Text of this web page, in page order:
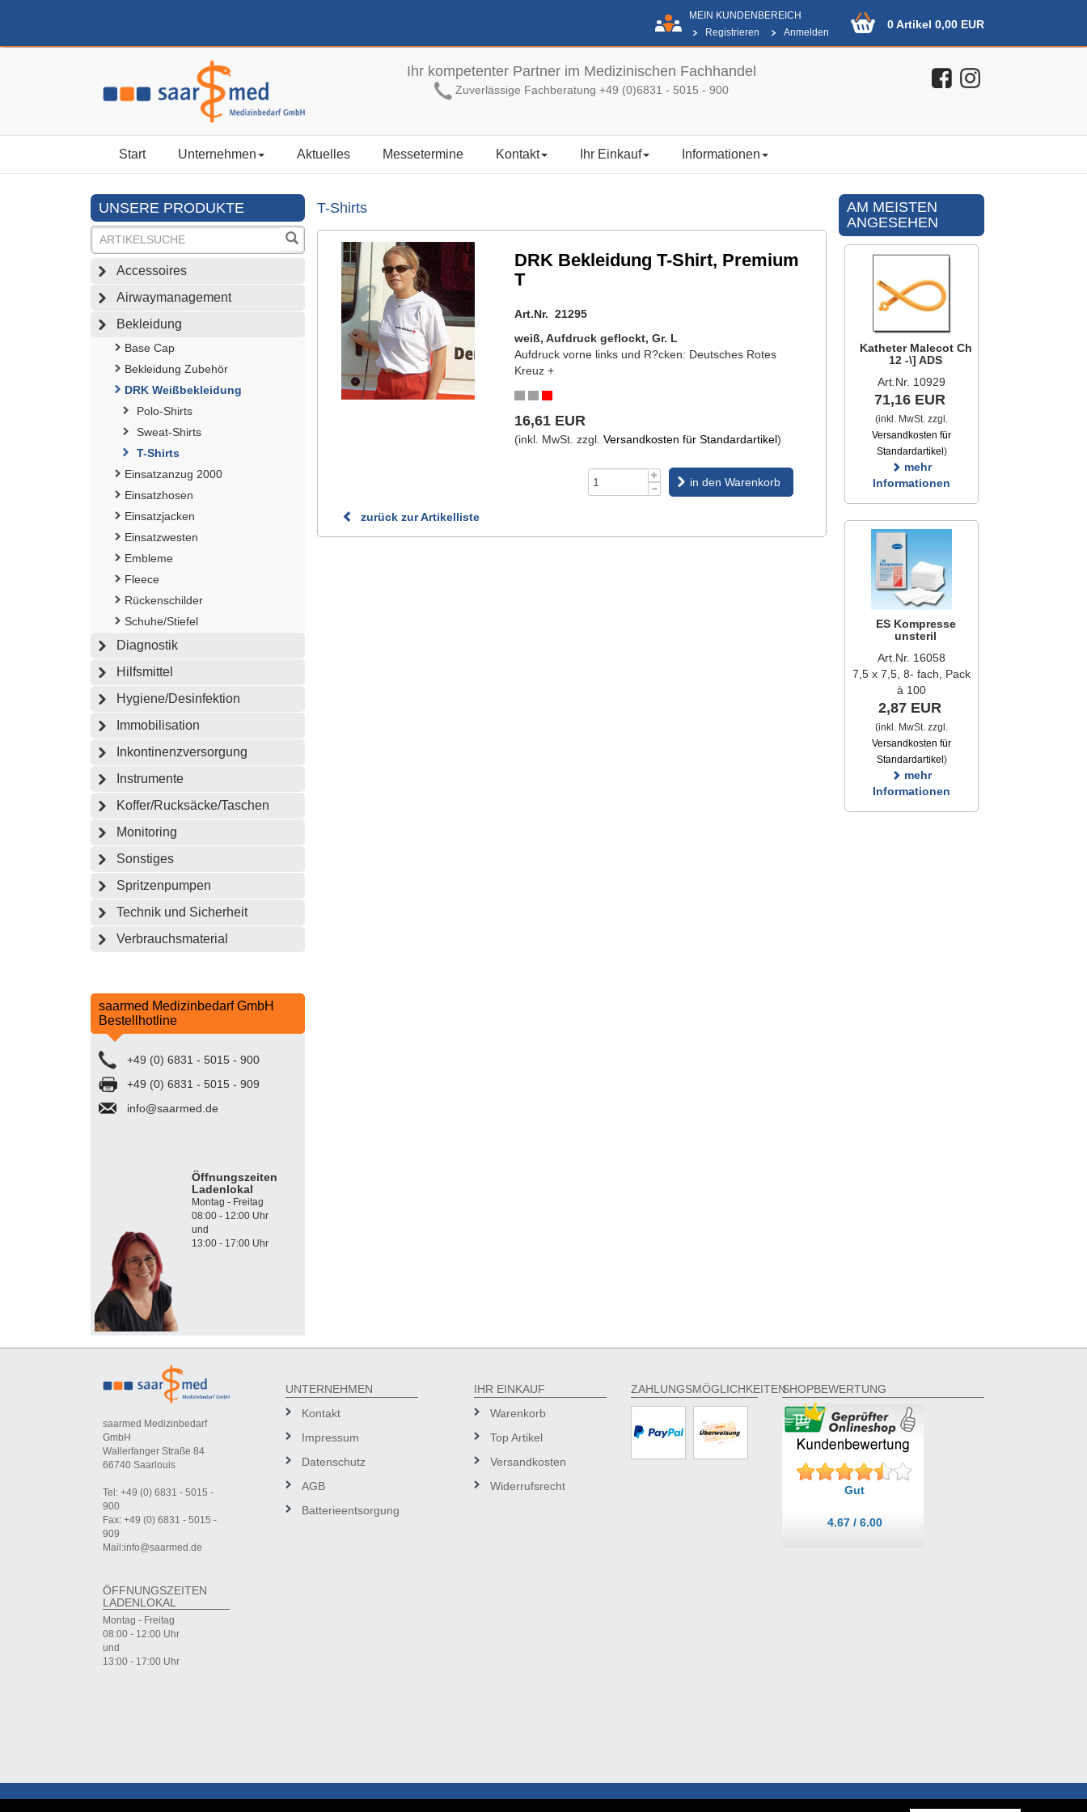
MEIN KUNDENBEREICH
Registrieren
Anmelden
0 Artikel 0,00 EUR
Ihr kompetenter Partner im Medizinischen Fachhandel
Zuverlässige Fachberatung +49 (0)6831 - 5015 - 900
Start Unternehmen Aktuelles Messetermine Kontakt Ihr Einkauf Informationen
UNSERE PRODUKTE
Accessoires
Airwaymanagement
Bekleidung
Base Cap
Bekleidung Zubehör
DRK Weißbekleidung
Polo-Shirts
Sweat-Shirts
T-Shirts
Einsatzanzug 2000
Einsatzhosen
Einsatzjacken
Einsatzwesten
Embleme
Fleece
Rückenschilder
Schuhe/Stiefel
Diagnostik
Hilfsmittel
Hygiene/Desinfektion
Immobilisation
Inkontinenzversorgung
Instrumente
Koffer/Rucksäcke/Taschen
Monitoring
Sonstiges
Spritzenpumpen
Technik und Sicherheit
Verbrauchsmaterial
saarmed Medizinbedarf GmbH
Bestellhotline
+49 (0) 6831 - 5015 - 900
+49 (0) 6831 - 5015 - 909
info@saarmed.de
Öffnungszeiten
Ladenlokal
Montag - Freitag
08:00 - 12:00 Uhr
und
13:00 - 17:00 Uhr
T-Shirts
DRK Bekleidung T-Shirt, Premium
T
Art.Nr. 21295
weiß, Aufdruck geflockt, Gr. L
Aufdruck vorne links und R?cken: Deutsches Rotes
Kreuz +
16,61 EUR
(inkl. MwSt. zzgl. Versandkosten für Standardartikel)
in den Warenkorb
zurück zur Artikelliste
AM MEISTEN
ANGESEHEN
Katheter Malecot Ch
12 -\] ADS
Art.Nr. 10929
71,16 EUR
(inkl. MwSt. zzgl.
Versandkosten für
Standardartikel )
mehr
Informationen
ES Kompresse
unsteril
Art.Nr. 16058
7,5 x 7,5, 8- fach, Pack
à 100
2,87 EUR
(inkl. MwSt. zzgl.
Versandkosten für
Standardartikel )
mehr
Informationen
saarmed Medizinbedarf
GmbH
Wallerfanger Straße 84
66740 Saarlouis
Tel: +49 (0) 6831 - 5015 -
900
Fax: +49 (0) 6831 - 5015 -
909
Mail:info@saarmed.de
ÖFFNUNGSZEITEN
LADENLOKAL
Montag - Freitag
08:00 - 12:00 Uhr
und
13:00 - 17:00 Uhr
UNTERNEHMEN
Kontakt
Impressum
Datenschutz
AGB
Batterieentsorgung
IHR EINKAUF
Warenkorb
Top Artikel
Versandkosten
Widerrufsrecht
ZAHLUNGSMÖGLICHKEITENSHOPBEWERTUNG
Gut
4.67 / 6.00